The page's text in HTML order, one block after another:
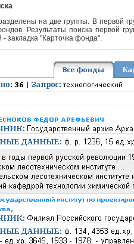
на две группы. В первой
Результаты поиска первой
закладка "Карточка фонда".